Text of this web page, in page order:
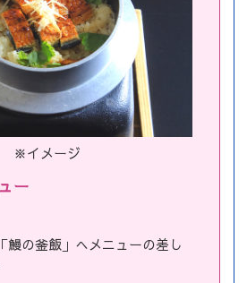
※イメージ
ー
鰻の釜飯」へメニューの差し